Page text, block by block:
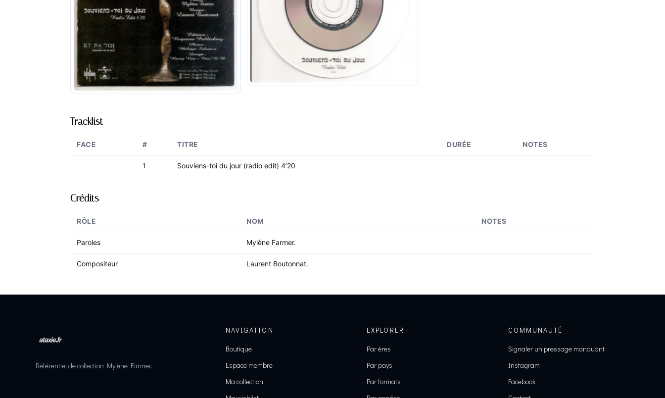
Tracklist
FACE # TITRE DURÉE NOTES
1 Souviens-toi du jour (radio edit) 4’20
Crédits
RÔLE NOM NOTES
Paroles Mylène Farmer.
Compositeur Laurent Boutonnat.
Référentiel de collection Mylène Farmer.
NAVIGATION
Boutique
Espace membre
Ma collection
EXPLORER
Par ères
Par pays
Par formats
COMMUNAUTÉ
Signaler un pressage manquant
Instagram
Facebook